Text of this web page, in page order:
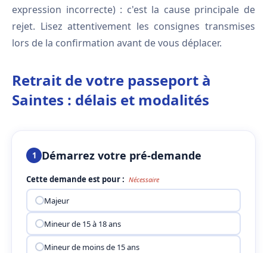
expression incorrecte) : c'est la cause principale de
rejet. Lisez attentivement les consignes transmises
lors de la confirmation avant de vous déplacer.
Retrait de votre passeport à
Saintes : délais et modalités
1 Démarrez votre pré-demande
Cette demande est pour : Nécessaire
Majeur
Mineur de 15 à 18 ans
Mineur de moins de 15 ans